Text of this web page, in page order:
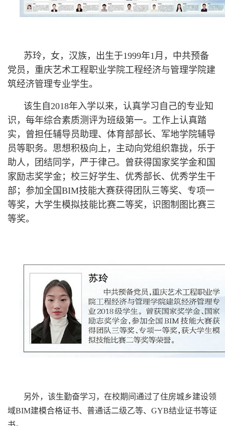
苏玲，女，汉族，出生于1999年1 月，中共预备
党员，重庆艺术工程职业学院工程经济与管理学院建
筑经济管理专业学生。
该生自2018年入学以来，认真学习自己的专业知
识，每年综合素质测评为班级第一。工作上认真踏
实，曾担任辅导员助理、体育部部长、军地学院辅导
员等职务。思想积极向上，主动向党组织靠拢，乐于
助人，团结同学，严于律己。曾获得国家奖学金和国
家励志奖学金；校三好学生、优秀部长、优秀学生干
部；参加全国BIM技能大赛获得团队三等奖、专项一
等奖，大学生模拟技能比赛二等奖，识图制图比赛三
等奖。
另外，该生勤奋学习，在校期间通过了住房城乡建设领
域BIM建模合格证书、普通话二级乙等、 GYB结业证书等证